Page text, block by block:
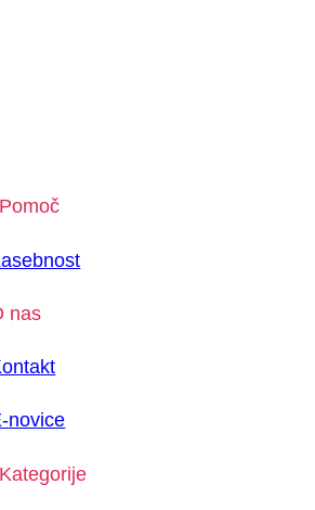
Pomoč
nas
novice
Kategorije